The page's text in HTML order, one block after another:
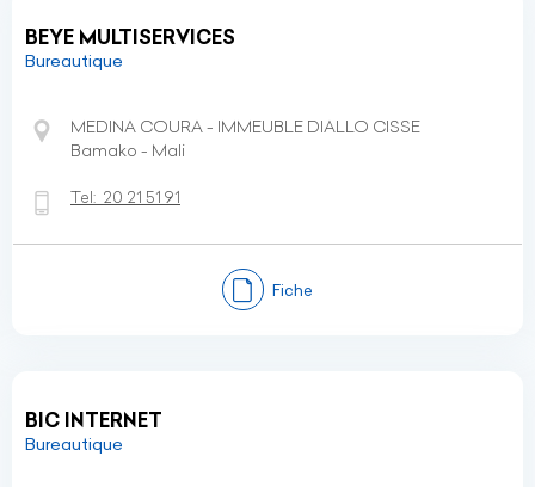
BEYE MULTISERVICES
Bureautique
MEDINA COURA - IMMEUBLE DIALLO CISSE
Bamako - Mali
Tel: 20 21 51 91
Fiche
BIC INTERNET
Bureautique